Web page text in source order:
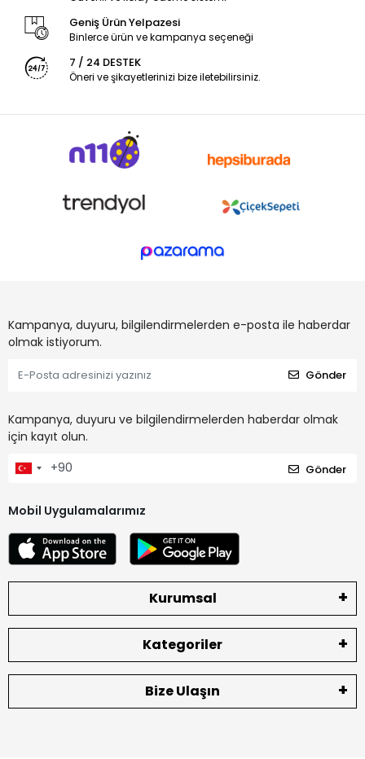
Geniş Ürün Yelpazesi
Binlerce ürün ve kampanya seçeneği
7 / 24 DESTEK
Öneri ve şikayetlerinizi bize iletebilirsiniz.
Kampanya, duyuru, bilgilendirmelerden e-posta ile haberdar
olmak istiyorum.
Gönder
Kampanya, duyuru ve bilgilendirmelerden haberdar olmak
için kayıt olun.
Gönder
Mobil Uygulamalarımız
Kurumsal
Kategoriler
Bize Ulaşın